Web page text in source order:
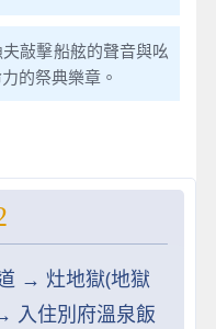
敲擊船舷的聲音與吆
的祭典樂章。
→ 灶地獄(地獄
入住別府溫泉飯